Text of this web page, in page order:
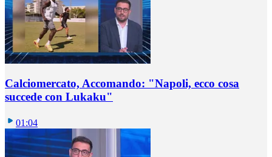
Calciomercato, Accomando: "Napoli, ecco cosa
succede con Lukaku"
01:04